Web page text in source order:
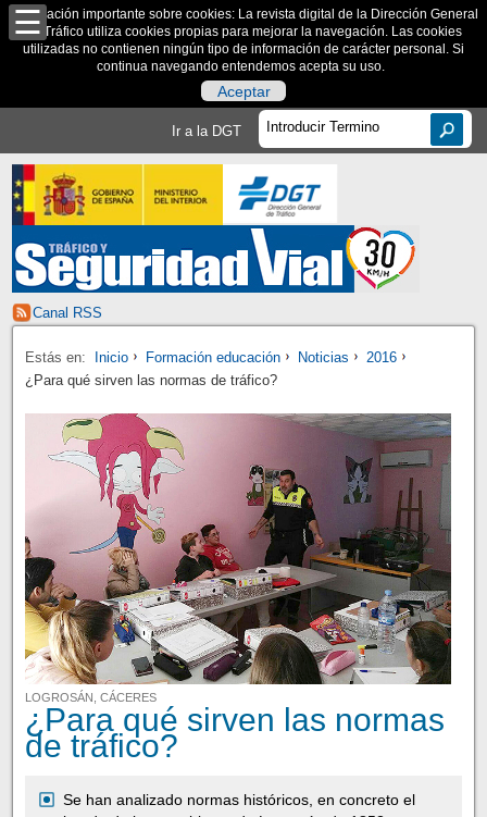
Información importante sobre cookies: La revista digital de la Dirección General
de Tráfico utiliza cookies propias para mejorar la navegación. Las cookies
utilizadas no contienen ningún tipo de información de carácter personal. Si
continua navegando entendemos acepta su uso.
Aceptar
Ir a la DGT
Canal RSS
Estás en: Inicio Formación educación Noticias
2016
¿Para qué sirven las normas de tráfico?
LOGROSÁN, CÁCERES
¿Para qué sirven las normas
de tráfico?
Se han analizado normas históricos, en concreto el